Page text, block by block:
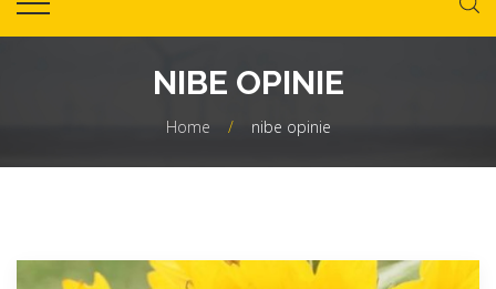
NIBE OPINIE
Home / nibe opinie